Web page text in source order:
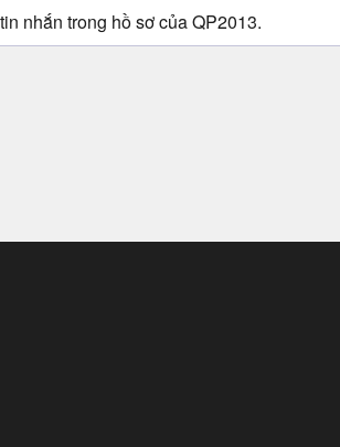
nhắn trong hồ sơ của QP2013.